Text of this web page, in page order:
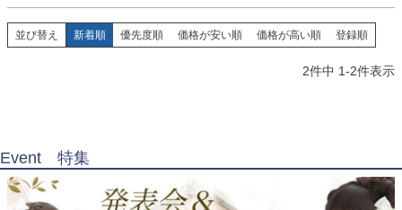
対応
予約 Web または お電話
並び替え 新着順 優先度順 価格が安い順 価格が高い順 登録順
2件中 1-2件表示
Event 特集